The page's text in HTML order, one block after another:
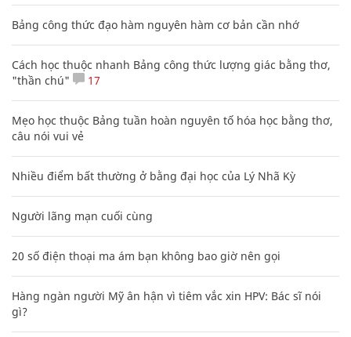
Bảng công thức đạo hàm nguyên hàm cơ bản cần nhớ
Cách học thuộc nhanh Bảng công thức lượng giác bằng thơ,
"thần chú"
17
Mẹo học thuộc Bảng tuần hoàn nguyên tố hóa học bằng thơ,
câu nói vui vẻ
Nhiều điểm bất thường ở bằng đại học của Lý Nhã Kỳ
Người lãng mạn cuối cùng
20 số điện thoại ma ám bạn không bao giờ nên gọi
Hàng ngàn người Mỹ ân hận vì tiêm vắc xin HPV: Bác sĩ nói
gì?